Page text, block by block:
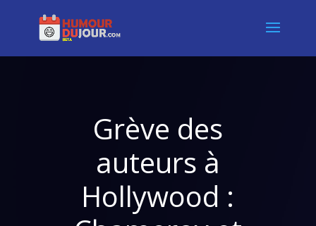
Grève des
auteurs à
Hollywood :